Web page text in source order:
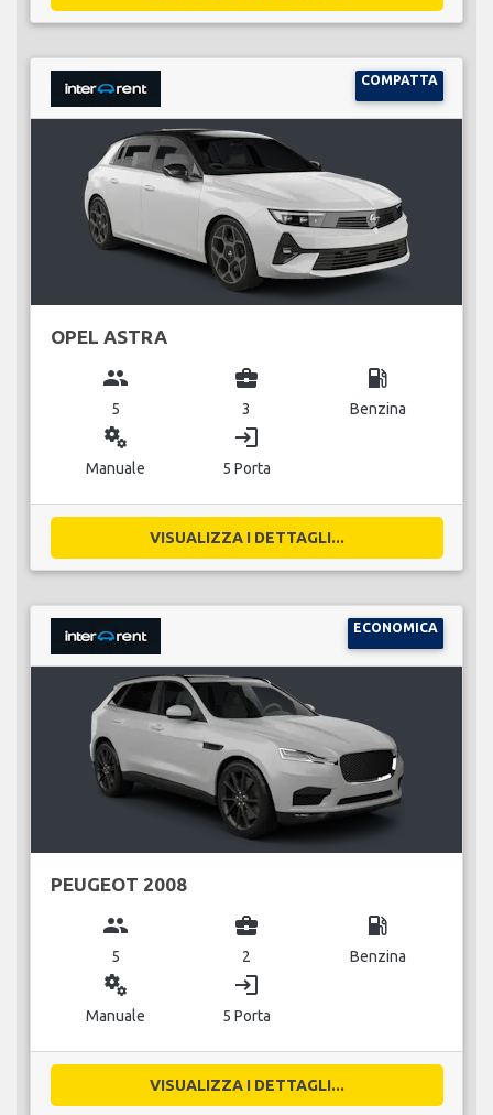
COMPATTA
OPEL ASTRA
group
5
business_center
3
local_gas_station
Benzina
miscellaneous_services
Manuale
login
5 Porta
VISUALIZZA I DETTAGLI...
ECONOMICA
PEUGEOT 2008
group
5
business_center
2
local_gas_station
Benzina
miscellaneous_services
Manuale
login
5 Porta
VISUALIZZA I DETTAGLI...